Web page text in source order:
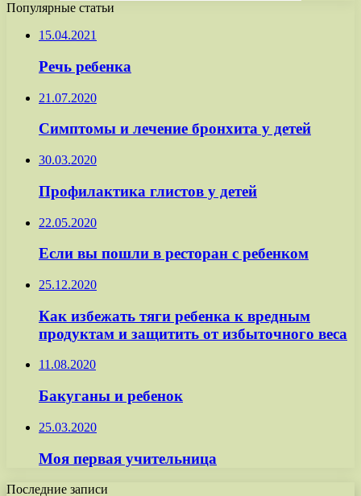
Популярные статьи
15.04.2021
Речь ребенка
21.07.2020
Симптомы и лечение бронхита у детей
30.03.2020
Профилактика глистов у детей
22.05.2020
Если вы пошли в ресторан с ребенком
25.12.2020
Как избежать тяги ребенка к вредным
продуктам и защитить от избыточного веса
11.08.2020
Бакуганы и ребенок
25.03.2020
Моя первая учительница
Последние записи